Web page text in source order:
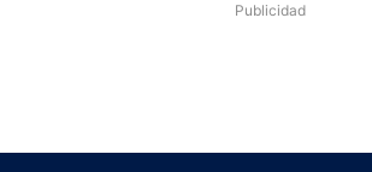
Publicidad